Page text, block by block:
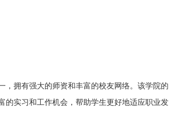
，拥有强大的师资和丰富的校友网络。该学院的
的实习和工作机会，帮助学生更好地适应职业发